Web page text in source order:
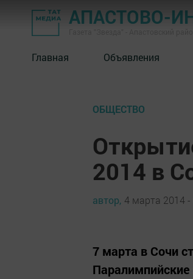
АПАСТОВО-
Главная Объявления
ОБЩЕСТВО
2014 в
автор, 4 марта 2014 -
7 марта в Сочи